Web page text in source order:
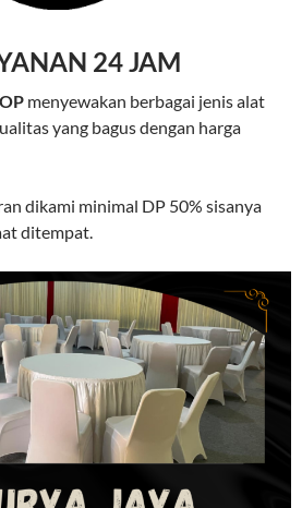
24 JAM
menyewakan berbagai jenis alat
yang bagus dengan harga
dikami minimal DP 50% sisanya
ditempat.